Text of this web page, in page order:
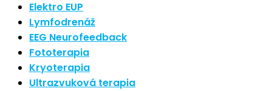
Elektro EUP
Lymfodrenáž
EEG Neurofeedback
Fototerapia
Kryoterapia
Ultrazvuková terapia
Žiadne komentáre na zobrazenie.
Archív
september 2021